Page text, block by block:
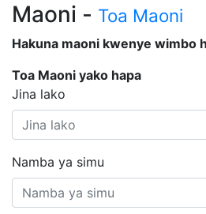
Maoni - Toa Maoni
Hakuna maoni kwenye wimbo
Toa Maoni yako hapa
Jina lako
Namba ya simu